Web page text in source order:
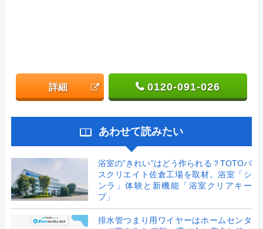
詳細 0120-091-026
あわせて読みたい
浴室の”きれい”はどう作られる？TOTOバ
スクリエイト佐倉工場を取材。浴室「シ
ンラ」体験と新機能「浴室クリアキー
プ」
排水管つまり用ワイヤーはホームセンタ